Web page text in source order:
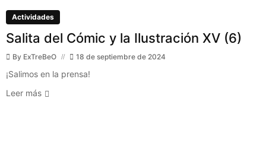
Actividades
Salita del Cómic y la Ilustración XV (6)
By ExTreBeO 18 de septiembre de 2024
¡Salimos en la prensa!
Leer más